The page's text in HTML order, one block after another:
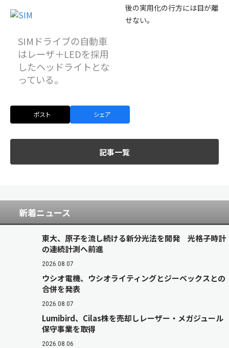
SIMドライブの自動車
はレーザ＋LEDを採用
したヘッドライトとな
っている。
後の実用化の行方には目が離
せない。
ポスト シェア
記事一覧
新着ニュース
東大、原子を流し続ける新分光法を開発 光格子時計
の連続計測へ前進
2026.08.07
ウシオ電機、ウシオライティングとジーベックスとの
合併を発表
2026.08.07
Lumibird、Cilas株を売却しレーザー・メガジュール
保守事業を取得
2026.08.06